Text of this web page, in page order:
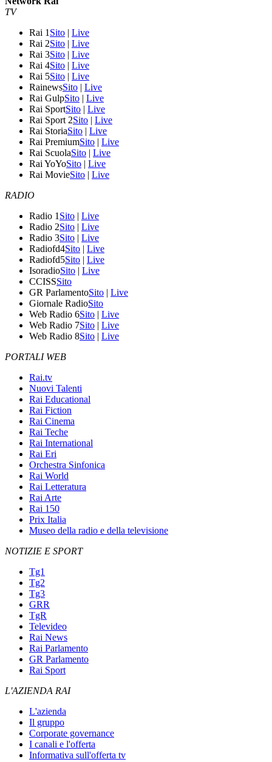
TV
Rai 1 Sito | Live
Rai 2Sito | Live
Rai 3Sito | Live
Rai 4Sito | Live
Rai 5Sito | Live
RainewsSito | Live
Rai GulpSito | Live
Rai SportSito | Live
Rai Sport 2Sito | Live
Rai StoriaSito | Live
Rai PremiumSito | Live
Rai ScuolaSito | Live
Rai YoYoSito | Live
Rai MovieSito | Live
RADIO
Radio 1 Sito | Live
Radio 2Sito | Live
Radio 3Sito | Live
Radiofd4Sito | Live
Radiofd5Sito | Live
IsoradioSito | Live
CCISSSito
GR ParlamentoSito | Live
Giornale RadioSito
Web Radio 6Sito | Live
Web Radio 7Sito | Live
Web Radio 8Sito | Live
PORTALI WEB
Rai.tv
Nuovi Talenti
Rai Educational
Rai Fiction
Rai Cinema
Rai Teche
Rai International
Rai Eri
Orchestra Sinfonica
Rai World
Rai Letteratura
Rai Arte
Rai 150
Prix Italia
Museo della radio e della televisione
NOTIZIE E SPORT
Tg1
Tg2
Tg3
GRR
TgR
Televideo
Rai News
Rai Parlamento
GR Parlamento
Rai Sport
L'AZIENDA RAI
L'azienda
Il gruppo
Corporate governance
I canali e l'offerta
Informativa sull'offerta tv